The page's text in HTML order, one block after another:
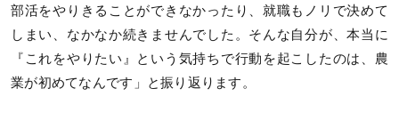
部活をやりきることができなかったり、就職もノリで決めて
しまい、なかなか続きませんでした。そんな自分が、本当に
『これをやりたい』という気持ちで行動を起こしたのは、農
業が初めてなんです」と振り返ります。